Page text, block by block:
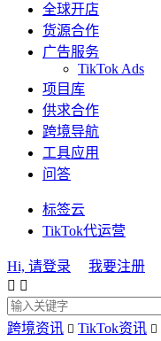
全球开店
货源合作
广告服务
TikTok Ads
项目库
供求合作
跨境导航
工具应用
问答
标签云
TikTok代运营
Hi, 请登录 我要注册
 
跨境资讯  TikTok资讯 